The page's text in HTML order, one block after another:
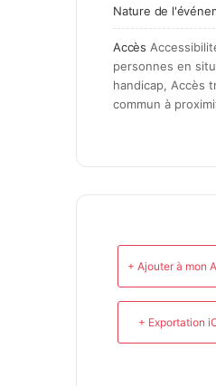
Nature de
Accès
personnes en
handicap, Accès
commun à
+ Ajouter à mon
+ Exportation